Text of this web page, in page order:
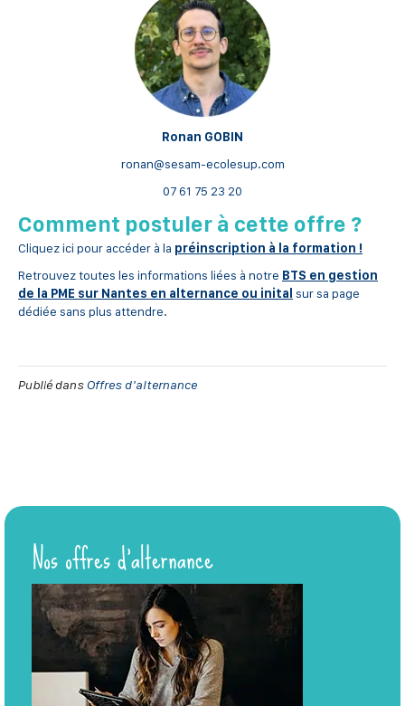
Ronan GOBIN
ronan@sesam-ecolesup.com
07 61 75 23 20
Comment postuler à cette offre ?
Cliquez ici pour accéder à la préinscription à la formation !
Retrouvez toutes les informations liées à notre BTS en gestion
de la PME sur Nantes en alternance ou inital sur sa page
dédiée sans plus attendre.
Publié dansOffres d'alternance
Nos offres d’alternance